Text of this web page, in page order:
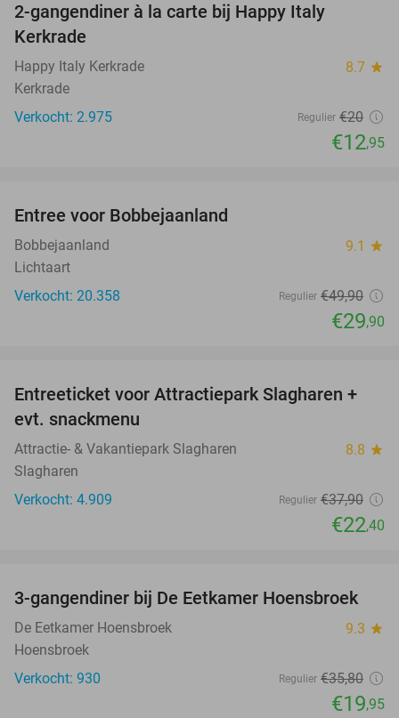
2-gangendiner à la carte bij Happy Italy
Kerkrade
Happy Italy Kerkrade 8.7 star
Kerkrade
Verkocht: 2.975
Regulier €20
€12,95
Entree voor Bobbejaanland
Bobbejaanland 9.1 star
Lichtaart
Verkocht: 20.358
Regulier €49,90
€29,90
41%
Entreeticket voor Attractiepark Slagharen +
evt. snackmenu
Attractie- & Vakantiepark Slagharen 8.8 star
Slagharen
Verkocht: 4.909
Regulier €37,90
€22,40
44%
3-gangendiner bij De Eetkamer Hoensbroek
De Eetkamer Hoensbroek 9.3 star
Hoensbroek
Verkocht: 930
Regulier €35,80
€19,95